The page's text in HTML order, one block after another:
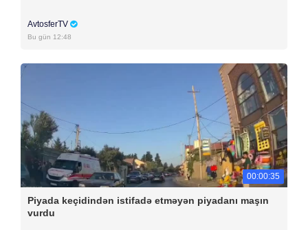
AvtosferTV
Bu gün 12:48
00:00:35
Piyada keçidindən istifadə etməyən piyadanı maşın
vurdu